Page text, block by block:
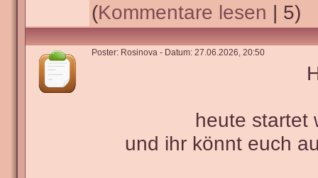
(Kommentare lesen | 5)
Poster: Rosinova - Datum: 27.06.2026, 20:50
heute startet
und ihr könnt euch